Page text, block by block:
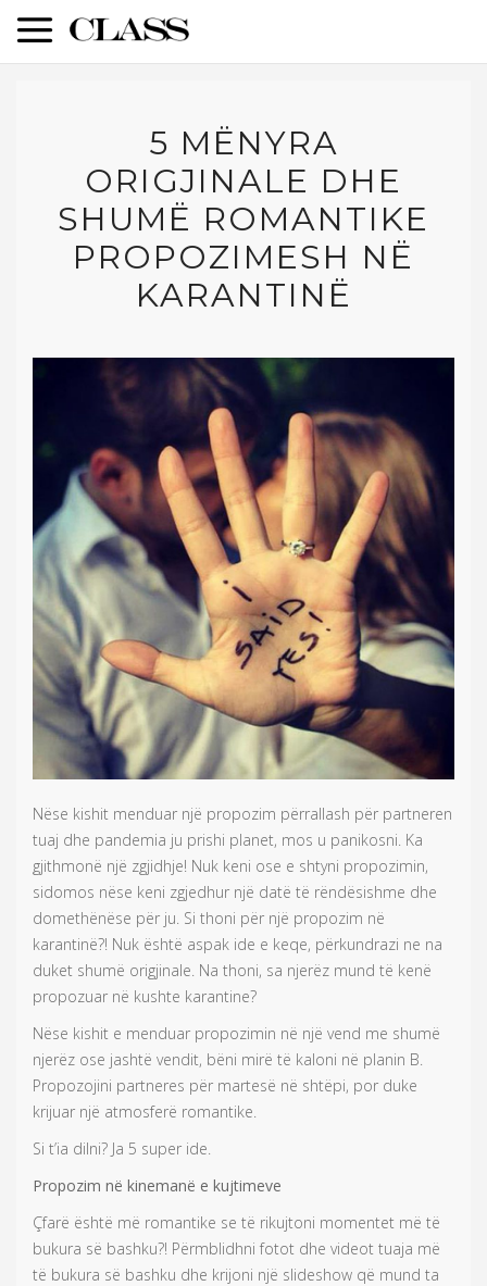
5 MËNYRA
ORIGJINALE DHE
SHUMË ROMANTIKE
PROPOZIMESH NË
KARANTINË
Nëse kishit menduar një propozim përrallash për partneren
tuaj dhe pandemia ju prishi planet, mos u panikosni. Ka
gjithmonë një zgjidhje! Nuk keni ose e shtyni propozimin,
sidomos nëse keni zgjedhur një datë të rëndësishme dhe
domethënëse për ju. Si thoni për një propozim në
karantinë?! Nuk është aspak ide e keqe, përkundrazi ne na
duket shumë origjinale. Na thoni, sa njerëz mund të kenë
propozuar në kushte karantine?
Nëse kishit e menduar propozimin në një vend me shumë
njerëz ose jashtë vendit, bëni mirë të kaloni në planin B.
Propozojini partneres për martesë në shtëpi, por duke
krijuar një atmosferë romantike.
Si t’ia dilni? Ja 5 super ide.
Propozim në kinemanë e kujtimeve
Çfarë është më romantike se të rikujtoni momentet më të
bukura së bashku?! Përmblidhni fotot dhe videot tuaja më
të bukura së bashku dhe krijoni një slideshow që mund ta